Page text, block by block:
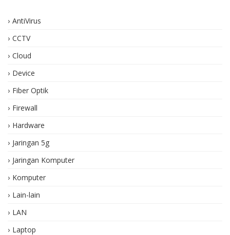
AntiVirus
CCTV
Cloud
Device
Fiber Optik
Firewall
Hardware
Jaringan 5g
Jaringan Komputer
Komputer
Lain-lain
LAN
Laptop